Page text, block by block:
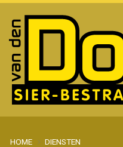
HOME DIENSTEN